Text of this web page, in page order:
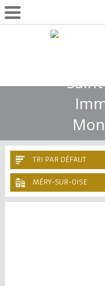
TRI PAR DÉFAUT
MÉRY-SUR-OISE